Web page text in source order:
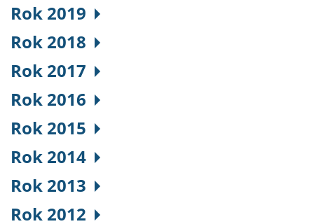
Rok 2019
Rok 2018
Rok 2017
Rok 2016
Rok 2015
Rok 2014
Rok 2013
Rok 2012